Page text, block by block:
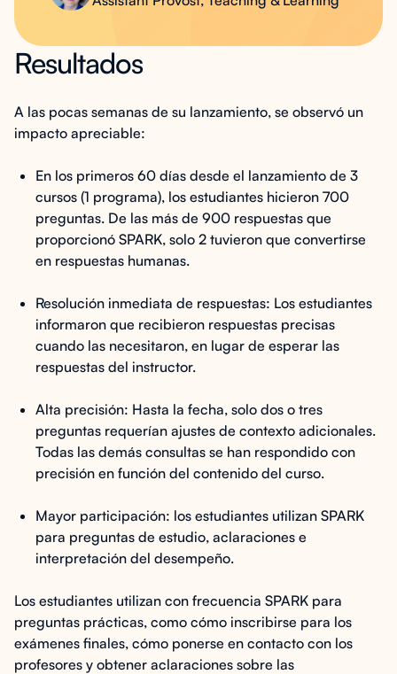
Resultados
A las pocas semanas de su lanzamiento, se observó un
impacto apreciable:
En los primeros 60 días desde el lanzamiento de 3
cursos (1 programa), los estudiantes hicieron 700
preguntas. De las más de 900 respuestas que
proporcionó SPARK, solo 2 tuvieron que convertirse
en respuestas humanas.
Resolución inmediata de respuestas: Los estudiantes
informaron que recibieron respuestas precisas
cuando las necesitaron, en lugar de esperar las
respuestas del instructor.
Alta precisión: Hasta la fecha, solo dos o tres
preguntas requerían ajustes de contexto adicionales.
Todas las demás consultas se han respondido con
precisión en función del contenido del curso.
Mayor participación: los estudiantes utilizan SPARK
para preguntas de estudio, aclaraciones e
interpretación del desempeño.
Los estudiantes utilizan con frecuencia SPARK para
preguntas prácticas, como cómo inscribirse para los
exámenes finales, cómo ponerse en contacto con los
profesores y obtener aclaraciones sobre las